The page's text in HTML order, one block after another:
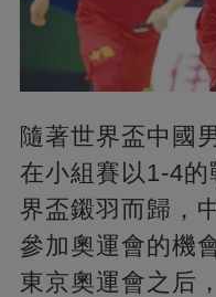
隨著世界盃中國
在小組賽以1-4
界盃鎩羽而歸，
參加奧運會的機
東京奧運會之后